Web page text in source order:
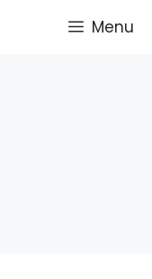
Menu